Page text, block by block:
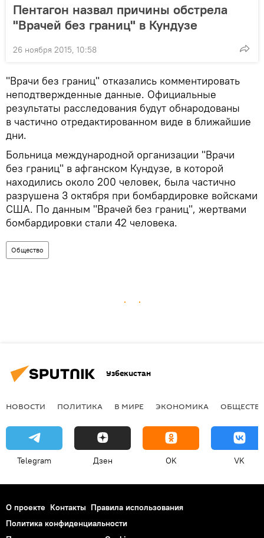
Пентагон назвал причины обстрела
"Врачей без границ" в Кундузе
26 ноября 2015, 10:58
"Врачи без границ" отказались комментировать
неподтвержденные данные. Официальные
результаты расследования будут обнародованы
в частично отредактированном виде в ближайшие
дни.
Больница международной организации "Врачи
без границ" в афганском Кундузе, в которой
находились около 200 человек, была частично
разрушена 3 октября при бомбардировке войсками
США. По данным "Врачей без границ", жертвами
бомбардировки стали 42 человека.
Общество
Узбекистан
НОВОСТИ ПОЛИТИКА В МИРЕ ЭКОНОМИКА
Telegram Дзен OK VK
О проекте Контакты Правила использования
Политика конфиденциальности